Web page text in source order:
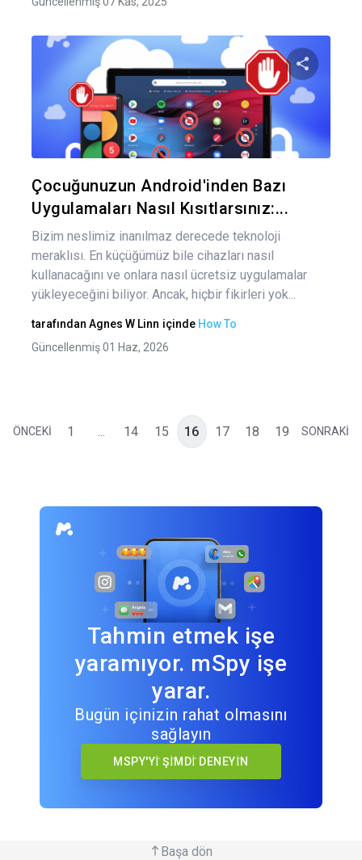
Bu
Çocuğunuzun Android'inden Bazı
Uygulamaları Nasıl Kısıtlarsınız:...
Bizim neslimiz inanılmaz derecede teknoloji
meraklısı. En küçüğümüz bile cihazları nasıl
kullanacağını ve onlara nasıl ücretsiz uygulamalar
yükleyeceğini biliyor. Ancak, hiçbir fikirleri yok...
tarafından Agnes W Linn içinde How To
Güncellenmiş 01 Haz, 2026
ÖNCEKİ 1 ... 14 15 16 17 18 19 SONRAKİ
Tahmin etmek işe
yaramıyor. mSpy işe
yarar.
Bugün içinizin rahat olmasını
sağlayın
MSPY'Yİ ŞİMDİ DENEYİN
Başa dön